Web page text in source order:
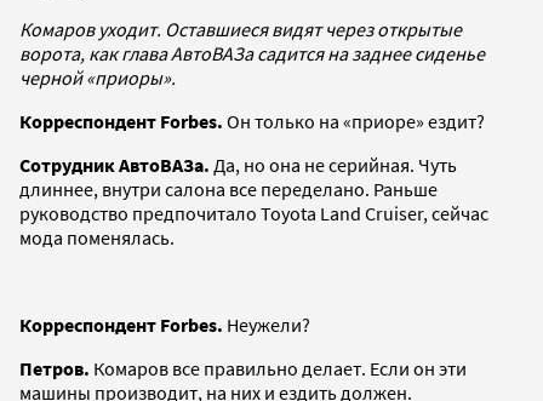
Комаров уходит. Оставшиеся видят через открытые
ворота, как глава АвтоВАЗа садится на заднее сиденье
черной «приоры».
Корреспондент Forbes. Он только на «приоре» ездит?
Сотрудник АвтоВАЗа. Да, но она не серийная. Чуть
длиннее, внутри салона все переделано. Раньше
руководство предпочитало Toyota Land Cruiser, сейчас
мода поменялась.
Корреспондент Forbes. Неужели?
Петров. Комаров все правильно делает. Если он эти
машины производит, на них и ездить должен.